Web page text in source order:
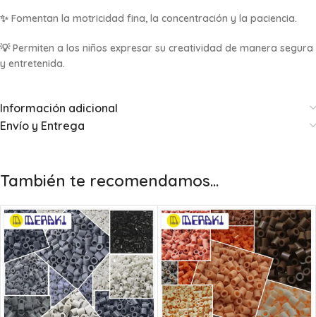
✨ Fomentan la motricidad fina, la concentración y la paciencia.
💡 Permiten a los niños expresar su creatividad de manera segura
y entretenida.
Información adicional
Envío y Entrega
También te recomendamos…